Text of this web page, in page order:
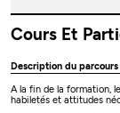
Cours Et
Description du parcours
À la fin de la formation,
habiletés et attitudes